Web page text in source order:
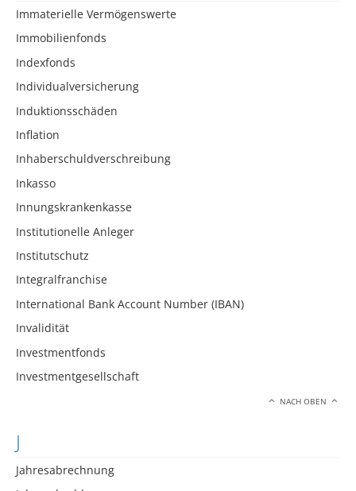
Immaterielle Vermögenswerte
Immobilienfonds
Indexfonds
Individualversicherung
Induktionsschäden
Inflation
Inhaberschuldverschreibung
Inkasso
Innungskrankenkasse
Institutionelle Anleger
Institutschutz
Integralfranchise
International Bank Account Number (IBAN)
Invalidität
Investmentfonds
Investmentgesellschaft
NACH OBEN
J
Jahresabrechnung